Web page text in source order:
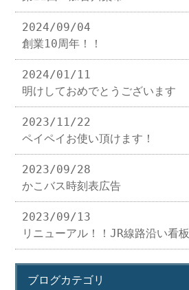
2024/09/04
創業10周年！！
2024/01/11
明けしておめでとうございます
2023/11/22
ペイペイお使い頂けます！
2023/09/28
かこバス時刻表広告
2023/09/13
リニューアル！！JR線路沿い看板
ブログカテゴリ